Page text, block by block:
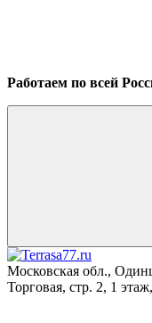
Работаем по всей
Московская обл.,
Торговая, стр. 2, 1